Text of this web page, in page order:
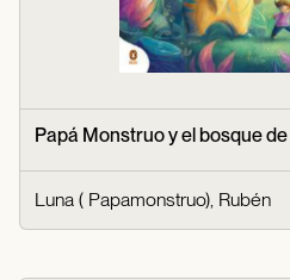
Papá Monstruo y el bosque
Luna ( Papamonstruo), Rubén